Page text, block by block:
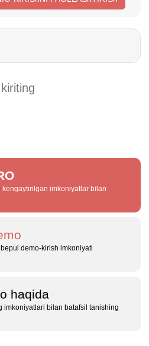
kengaytirilgan imkoniyatlar bilan
demo‑kirish imkoniyati
haqida
imkoniyatlari bilan batafsil tanishing